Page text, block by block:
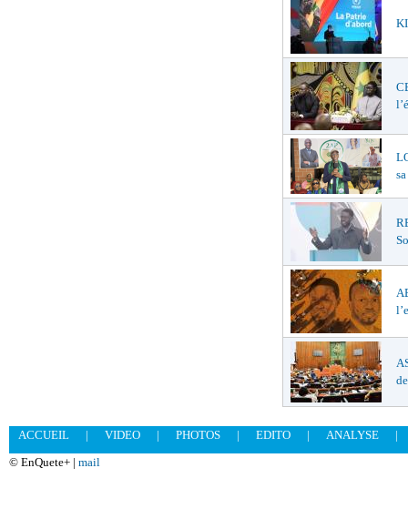
ACCUEIL | VIDEO | PHOTOS | EDITO | ANALYSE
|
© EnQuete+ | mail